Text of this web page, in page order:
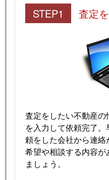
STEP1 査定
査定をしたい不動産
を入力して依頼完了
頼をした会社から連絡
希望や相談する内容が
ましょう。